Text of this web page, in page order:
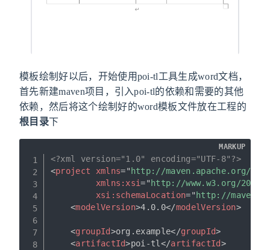
模板绘制好以后，开始使用poi-tl工具生成word文档，
首先新建maven项目，引入poi-tl的依赖和需要的其他
依赖，然后将这个绘制好的word模板文件放在工程的
根目录下
<?xml version="1.0" encoding="UTF-8"?>
<project xmlns=" http://maven.apache.org/
xmlns: xsi=" http://www.w3.org/2001/
xsi: schemaLocation=" http://
<modelVersion>4.0.0</modelVersion>
<groupId>org.example</groupId>
<artifactId>poi-tl </artifactId>
MARKUP